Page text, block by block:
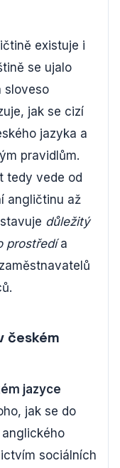
existuje i
se ujalo
sloveso
jak se cizí
jazyka a
pravidlům.
tedy vede od
angličtinu až
důležitý
prostředía
českém
jazyce
jak se do
sociálních